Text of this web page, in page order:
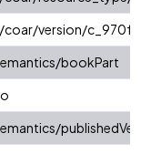
version/
bookPart